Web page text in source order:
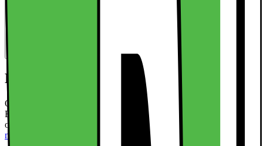
Kort om produktet
Oplev den perfekte blanding af beskyttelse og stil med X-LEVEL
Bojue-3 Series. Dette cover er fremstillet af holdbart PU-læder, TPU
og PC, der beskytter din telefon mod hverdagens stød og ridser.
mere om produktet